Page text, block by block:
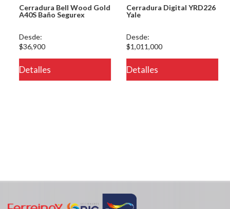
ver.php
Cerradura Bell Wood Gold
A40S Baño Segurex
Desde:
$36,900
Detalles
Cerradura Digital YRD226
Yale
Desde:
$1,011,000
Detalles